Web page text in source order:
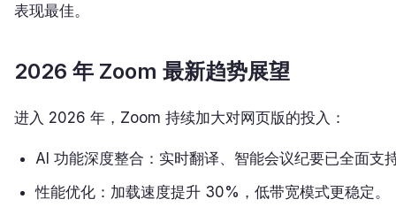
表现最佳。
2026 年 Zoom 最新趋势展望
进入 2026 年，Zoom 持续加大对网页版的投入：
AI 功能深度整合：实时翻译、智能会议纪要已全面支
性能优化：加载速度提升 30%，低带宽模式更稳定。